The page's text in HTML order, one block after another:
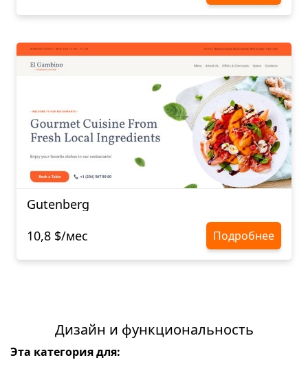
Gutenberg
10,8 $/мес
Подробнее
Дизайн и функциональность
Эта категория для: